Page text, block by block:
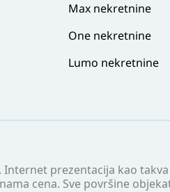
prezentacija kao
cena. Sve površine
Max nekretnine
One nekretnine
Lumo nekretnine